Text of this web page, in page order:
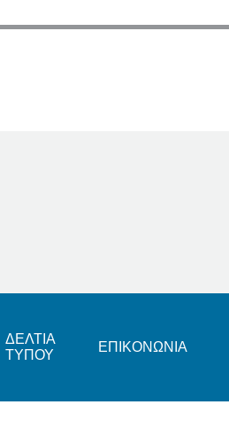
ΔΕΛΤΙΑ
ΤΥΠΟΥ
ΕΠΙΚΟΝΩΝΙΑ